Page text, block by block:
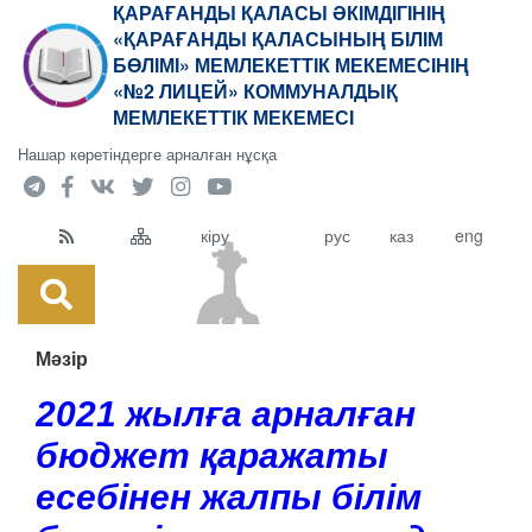
ҚАРАҒАНДЫ ҚАЛАСЫ ӘКІМДІГІНІҢ
«ҚАРАҒАНДЫ ҚАЛАСЫНЫҢ БІЛІМ
БӨЛІМІ» МЕМЛЕКЕТТІК МЕКЕМЕСІНІҢ
«№2 ЛИЦЕЙ» КОММУНАЛДЫҚ
МЕМЛЕКЕТТІК МЕКЕМЕСІ
Нашар көретіндерге арналған нұсқа
кіру рус каз eng
Мәзір
2021 жылға арналған
бюджет қаражаты
есебінен жалпы білім